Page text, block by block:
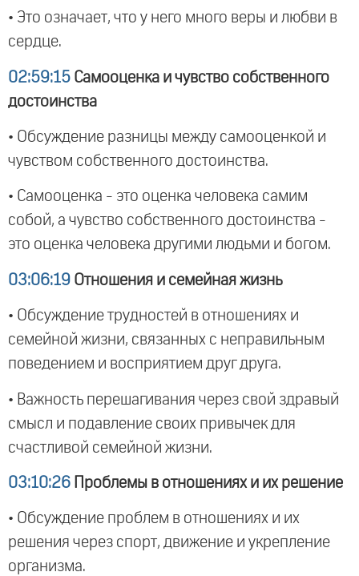
• Это означает, что у него много веры и любви в
сердце.
02:59:15 Самооценка и чувство собственного
достоинства
• Обсуждение разницы между самооценкой и
чувством собственного достоинства.
• Самооценка - это оценка человека самим
собой, а чувство собственного достоинства -
это оценка человека другими людьми и богом.
03:06:19 Отношения и семейная жизнь
• Обсуждение трудностей в отношениях и
семейной жизни, связанных с неправильным
поведением и восприятием друг друга.
• Важность перешагивания через свой здравый
смысл и подавление своих привычек для
счастливой семейной жизни.
03:10:26 Проблемы в отношениях и их решение
• Обсуждение проблем в отношениях и их
решения через спорт, движение и укрепление
организма.